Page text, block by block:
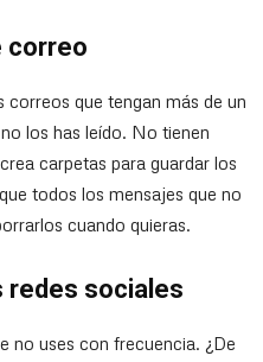
correo
correos que tengan más de un
los has leído. No tienen
carpetas para guardar los
todos los mensajes que no
cuando quieras.
redes sociales
no uses con frecuencia. ¿De